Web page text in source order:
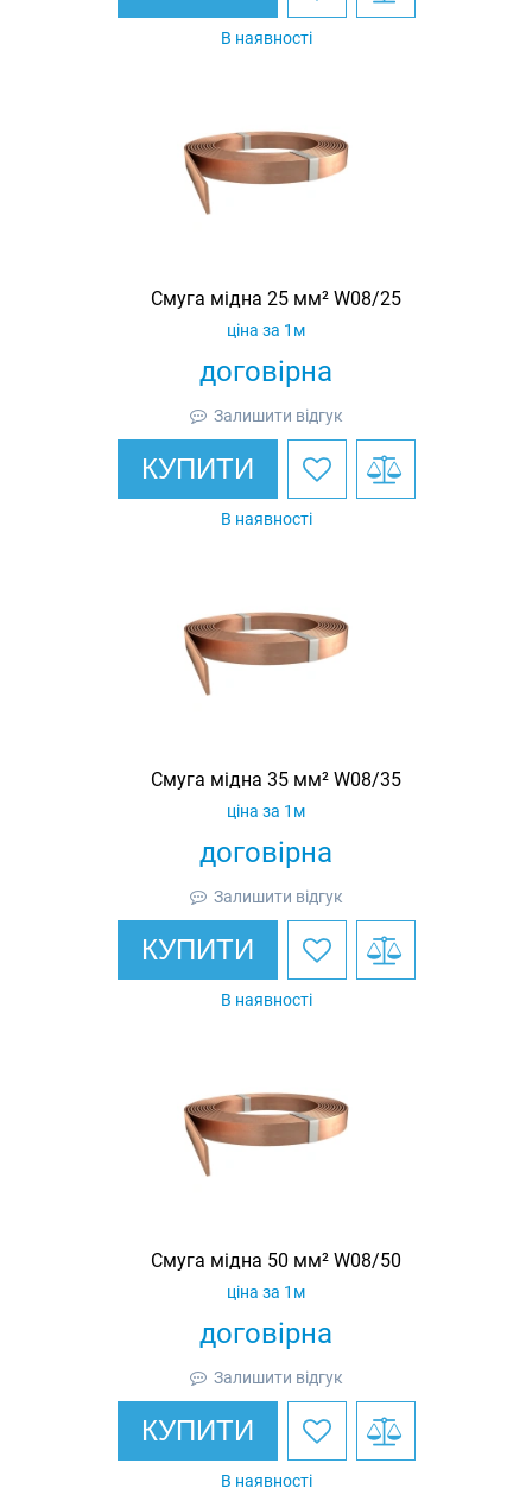
В наявності
Смуга мідна 25 мм² W08/25
договірна
ціна за 1м
Залишити відгук
КУПИТИ
В наявності
Смуга мідна 35 мм² W08/35
договірна
ціна за 1м
Залишити відгук
КУПИТИ
В наявності
Смуга мідна 50 мм² W08/50
договірна
ціна за 1м
Залишити відгук
КУПИТИ
В наявності